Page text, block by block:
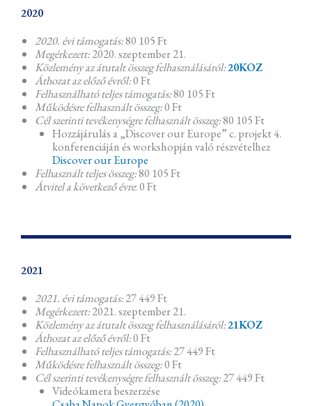
2020
2020. évi támogatás:80 105 Ft
Megérkezett:2020. szeptember 21.
Közlemény az átutalt összeg felhasználásáról:20KOZ
Áthozat az előző évről:0 Ft
Felhasználható teljes támogatás:80 105 Ft
Működésre felhasznált összeg:0 Ft
Cél szerinti tevékenységre felhasznált összeg:80 105 Ft
Hozzájárulás a „Discover our Europe” c. projekt 4.
konferenciáján és workshopján való részvételhez
Discover our Europe
Felhasznált teljes összeg:80 105 Ft
Átvitel a következő évre: 0 Ft
2021
2021. évi támogatás:27 449 Ft
Megérkezett:2021. szeptember 21.
Közlemény az átutalt összeg felhasználásáról:21KOZ
Áthozat az előző évről:0 Ft
Felhasználható teljes támogatás:27 449 Ft
Működésre felhasznált összeg:0 Ft
Cél szerinti tevékenységre felhasznált összeg:27 449 Ft
Videókamera beszerzése